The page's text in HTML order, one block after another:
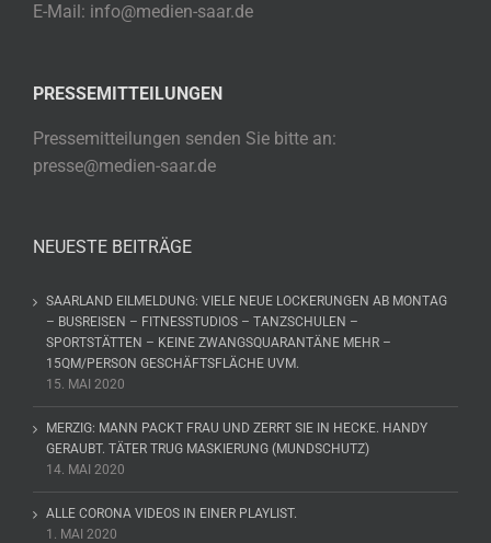
E-Mail: info@medien-saar.de
PRESSEMITTEILUNGEN
Pressemitteilungen senden Sie bitte an:
presse@medien-saar.de
NEUESTE BEITRÄGE
SAARLAND EILMELDUNG: VIELE NEUE LOCKERUNGEN AB MONTAG
– BUSREISEN – FITNESSTUDIOS – TANZSCHULEN –
SPORTSTÄTTEN – KEINE ZWANGSQUARANTÄNE MEHR –
15QM/PERSON GESCHÄFTSFLÄCHE UVM.
15. MAI 2020
MERZIG: MANN PACKT FRAU UND ZERRT SIE IN HECKE. HANDY
GERAUBT. TÄTER TRUG MASKIERUNG (MUNDSCHUTZ)
14. MAI 2020
ALLE CORONA VIDEOS IN EINER PLAYLIST.
1. MAI 2020